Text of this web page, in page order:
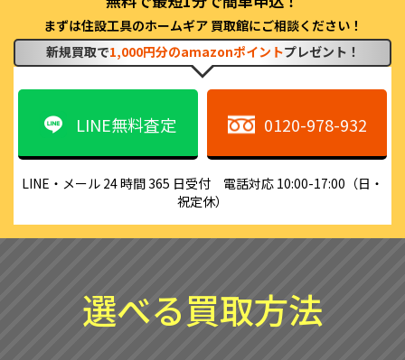
まずは住設工具のホームギア 買取館にご相談ください！
新規買取で1,000円分のamazonポイントプレゼント！
LINE無料査定 0120-978-932
LINE・メール 24 時間 365 日受付　電話対応 10:00-17:00（日・
祝定休）
選べる買取方法